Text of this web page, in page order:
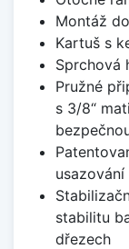
Montáž
Kartuš s
Sprchová
Pružné
s 3/8“
stabilitu
dřezech